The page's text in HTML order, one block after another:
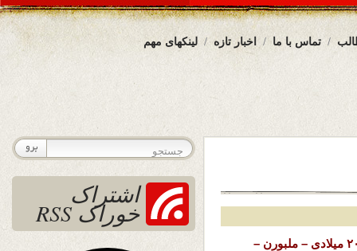
لینکهای مهم اخبار تازه تماس با ما
تاریخ نشر : سه شنبه ۱۲ جدی ۱۴۰۲ خورشیدی – ۲ جنوری ۲۰۲۴ میلادی – ملبورن –
اشتراک
خوراک RSS